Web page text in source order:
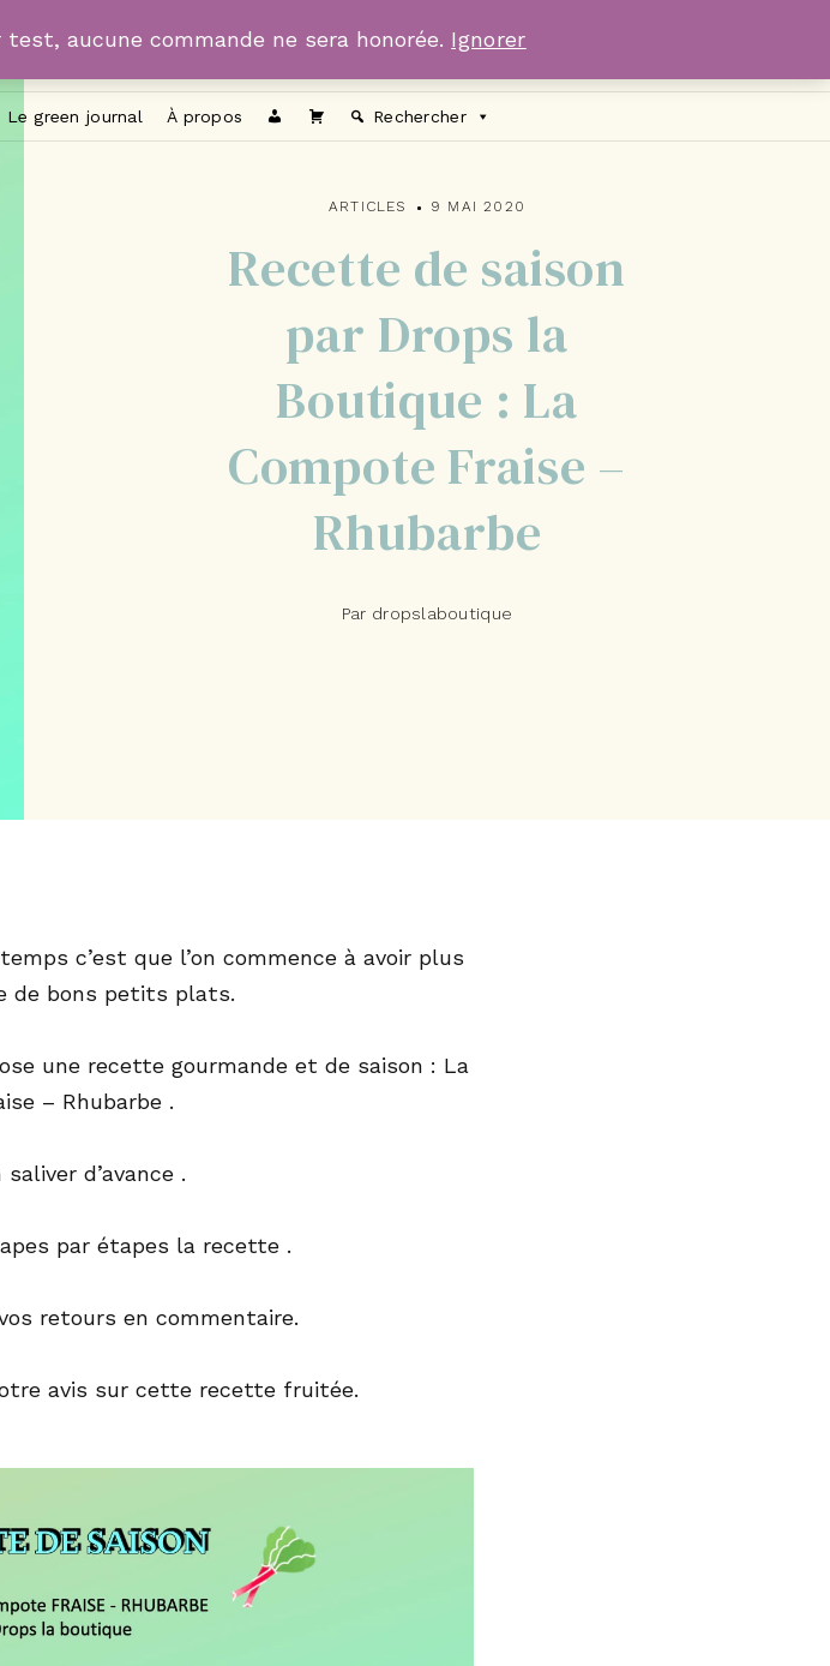
Le green journal À propos Rechercher
ARTICLES 9 MAI 2020
Recette de saison
par Drops la
Boutique : La
Compote Fraise –
Rhubarbe
Par dropslaboutique
c’est que l’on commence à avoir plus
de bons petits plats.
une recette gourmande et de saison : La
– Rhubarbe .
d’avance .
par étapes la recette .
retours en commentaire.
avis sur cette recette fruitée.
aucune commande ne sera honorée. Ignorer